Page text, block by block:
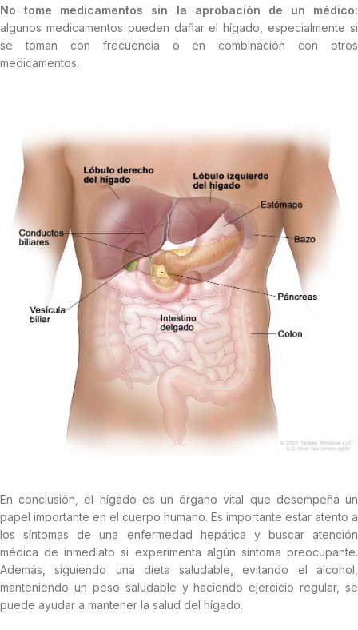
No tome medicamentos sin la aprobación de un médico:
algunos medicamentos pueden dañar el hígado, especialmente si
se toman con frecuencia o en combinación con otros
medicamentos.
En conclusión, el hígado es un órgano vital que desempeña un
papel importante en el cuerpo humano. Es importante estar atento a
los síntomas de una enfermedad hepática y buscar atención
médica de inmediato si experimenta algún síntoma preocupante.
Además, siguiendo una dieta saludable, evitando el alcohol,
manteniendo un peso saludable y haciendo ejercicio regular, se
puede ayudar a mantener la salud del hígado.